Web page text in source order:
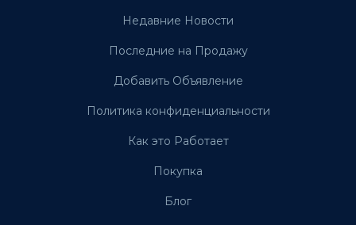
Недавние Новости
Последние на Продажу
Добавить Объявление
Политика конфиденциальности
Как это Работает
Покупка
Блог